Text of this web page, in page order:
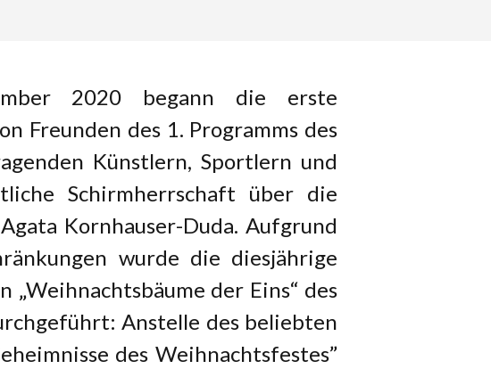
2020 begann die erste
Freunden des 1. Programms des
Künstlern, Sportlern und
Schirmherrschaft über die
Kornhauser-Duda. Aufgrund
wurde die diesjährige
der Eins“ des
Anstelle des beliebten
des Weihnachtsfestes”